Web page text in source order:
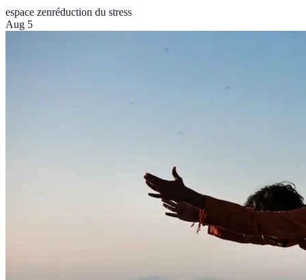
espace zenréduction du stress
Aug 5